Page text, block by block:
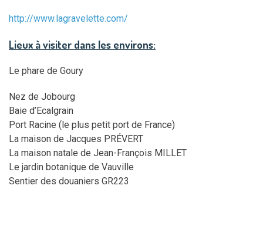
http://www.lagravelette.com/
Lieux à visiter dans les environs:
Le phare de Goury
Nez de Jobourg
Baie d’Ecalgrain
Port Racine (le plus petit port de France)
La maison de Jacques PRÉVERT
La maison natale de Jean-François MILLET
Le jardin botanique de Vauville
Sentier des douaniers GR223